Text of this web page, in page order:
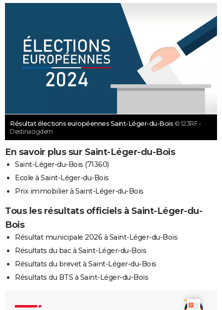
Résultat élections européennes Saint-Léger-du-Bois © 123RF -
Destinacigdem
En savoir plus sur Saint-Léger-du-Bois
Saint-Léger-du-Bois (71360)
Ecole à Saint-Léger-du-Bois
Prix immobilier à Saint-Léger-du-Bois
Tous les résultats officiels à Saint-Léger-du-
Bois
Résultat municipale 2026 à Saint-Léger-du-Bois
Résultats du bac à Saint-Léger-du-Bois
Résultats du brevet à Saint-Léger-du-Bois
Résultats du BTS à Saint-Léger-du-Bois